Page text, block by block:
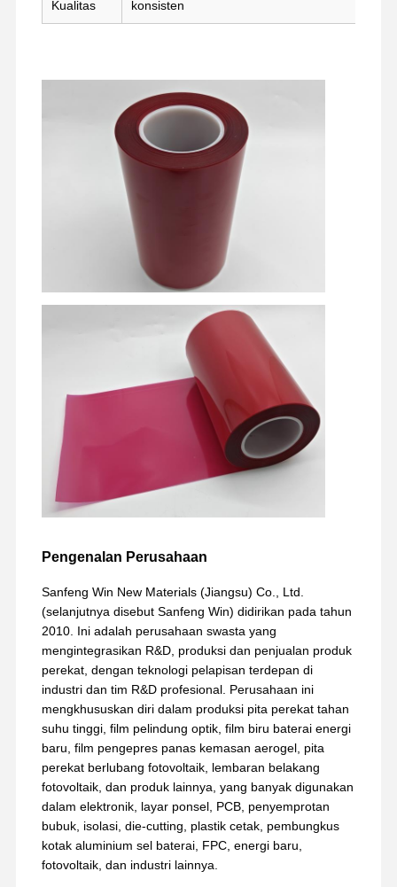
Kualitas konsisten
Pengenalan Perusahaan
Sanfeng Win New Materials (Jiangsu) Co., Ltd.
(selanjutnya disebut Sanfeng Win) didirikan pada tahun
2010. Ini adalah perusahaan swasta yang
mengintegrasikan R&D, produksi dan penjualan produk
perekat, dengan teknologi pelapisan terdepan di
industri dan tim R&D profesional. Perusahaan ini
mengkhususkan diri dalam produksi pita perekat tahan
suhu tinggi, film pelindung optik, film biru baterai energi
baru, film pengepres panas kemasan aerogel, pita
perekat berlubang fotovoltaik, lembaran belakang
fotovoltaik, dan produk lainnya, yang banyak digunakan
dalam elektronik, layar ponsel, PCB, penyemprotan
bubuk, isolasi, die-cutting, plastik cetak, pembungkus
kotak aluminium sel baterai, FPC, energi baru,
fotovoltaik, dan industri lainnya.